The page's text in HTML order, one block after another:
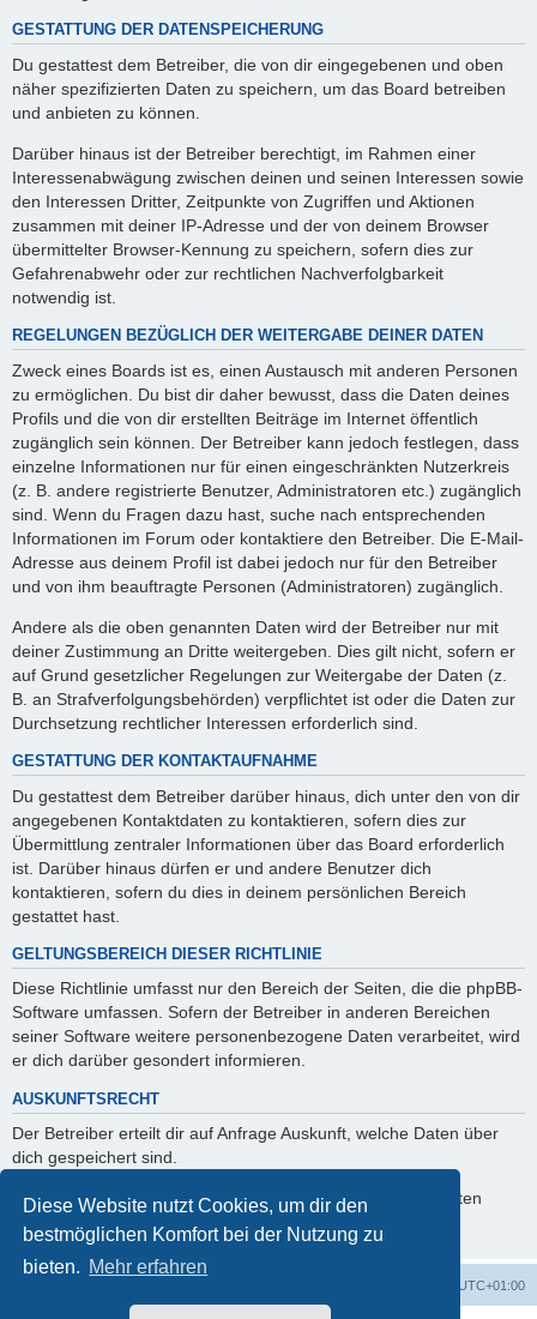
Diese Website nutzt Cookies, um dir den
bestmöglichen Komfort bei der Nutzung zu
bieten. Mehr erfahren
GESTATTUNG DER DATENSPEICHERUNG
Du gestattest dem Betreiber, die von dir eingegebenen und oben
näher spezifizierten Daten zu speichern, um das Board betreiben
und anbieten zu können.
Darüber hinaus ist der Betreiber berechtigt, im Rahmen einer
Interessenabwägung zwischen deinen und seinen Interessen sowie
den Interessen Dritter, Zeitpunkte von Zugriffen und Aktionen
zusammen mit deiner IP-Adresse und der von deinem Browser
übermittelter Browser-Kennung zu speichern, sofern dies zur
Gefahrenabwehr oder zur rechtlichen Nachverfolgbarkeit
notwendig ist.
REGELUNGEN BEZÜGLICH DER WEITERGABE DEINER DATEN
Zweck eines Boards ist es, einen Austausch mit anderen Personen
zu ermöglichen. Du bist dir daher bewusst, dass die Daten deines
Profils und die von dir erstellten Beiträge im Internet öffentlich
zugänglich sein können. Der Betreiber kann jedoch festlegen, dass
einzelne Informationen nur für einen eingeschränkten Nutzerkreis
(z. B. andere registrierte Benutzer, Administratoren etc.) zugänglich
sind. Wenn du Fragen dazu hast, suche nach entsprechenden
Informationen im Forum oder kontaktiere den Betreiber. Die E-Mail-
Adresse aus deinem Profil ist dabei jedoch nur für den Betreiber
und von ihm beauftragte Personen (Administratoren) zugänglich.
Andere als die oben genannten Daten wird der Betreiber nur mit
deiner Zustimmung an Dritte weitergeben. Dies gilt nicht, sofern er
auf Grund gesetzlicher Regelungen zur Weitergabe der Daten (z.
B. an Strafverfolgungsbehörden) verpflichtet ist oder die Daten zur
Durchsetzung rechtlicher Interessen erforderlich sind.
GESTATTUNG DER KONTAKTAUFNAHME
Du gestattest dem Betreiber darüber hinaus, dich unter den von dir
angegebenen Kontaktdaten zu kontaktieren, sofern dies zur
Übermittlung zentraler Informationen über das Board erforderlich
ist. Darüber hinaus dürfen er und andere Benutzer dich
kontaktieren, sofern du dies in deinem persönlichen Bereich
gestattet hast.
GELTUNGSBEREICH DIESER RICHTLINIE
Diese Richtlinie umfasst nur den Bereich der Seiten, die die phpBB-
Software umfassen. Sofern der Betreiber in anderen Bereichen
seiner Software weitere personenbezogene Daten verarbeitet, wird
er dich darüber gesondert informieren.
AUSKUNFTSRECHT
Der Betreiber erteilt dir auf Anfrage Auskunft, welche Daten über
dich gespeichert sind.
Du kannst jederzeit die Löschung bzw. Sperrung deiner Daten
verlangen. Kontaktiere hierzu bitte den Betreiber.
UTC+01:00